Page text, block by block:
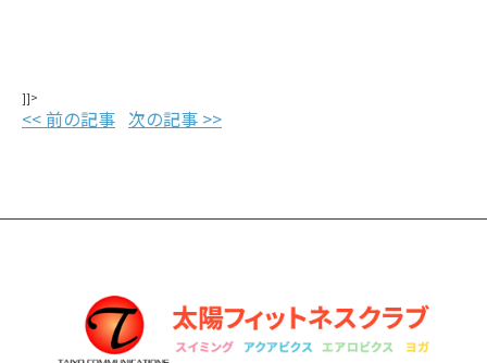
]]>
<< 前の記事 次の記事 >>